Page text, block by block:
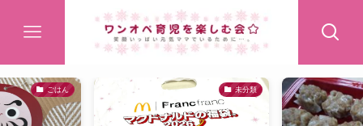
ごはん 未分類